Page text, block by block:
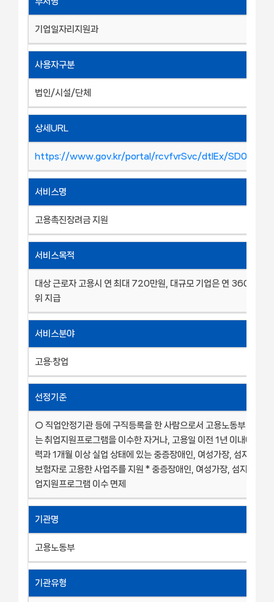
기업일자리지원과
사용자구분
법인/시설/단체
상세URL
https://www.gov.kr/portal/rcvfvrSvc/dtlEx/
서비스명
고용촉진장려금 지원
서비스목적
대상 근로자 고용시 연 최대 720만원, 대규모 기업은 연 360만원
위 지급
서비스분야
고용·창업
선정기준
○ 직업안정기관 등에 구직등록을 한 사람으로서 고용노동부 장관이
는 취업지원프로그램을 이수한 자거나, 고용일 이전 1년 이내에 구직
력과 1개월 이상 실업 상태에 있는 중증장애인, 여성가장, 섬지역 거
보험자로 고용한 사업주를 지원 * 중증장애인, 여성가장, 섬지역 거
업지원프로그램 이수 면제
기관명
고용노동부
기관유형